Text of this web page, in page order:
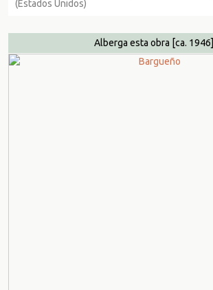
(Estados Unidos)
Alberga esta obra [ca. 1946]